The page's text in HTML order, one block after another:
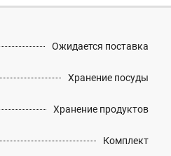
Ожидается поставка
Хранение посуды
Хранение продуктов
Комплект